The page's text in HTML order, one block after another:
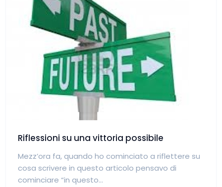
Riflessioni su una vittoria possibile
Mezz’ora fa, quando ho cominciato a riflettere su
cosa scrivere in questo articolo pensavo di
cominciare “in questo...